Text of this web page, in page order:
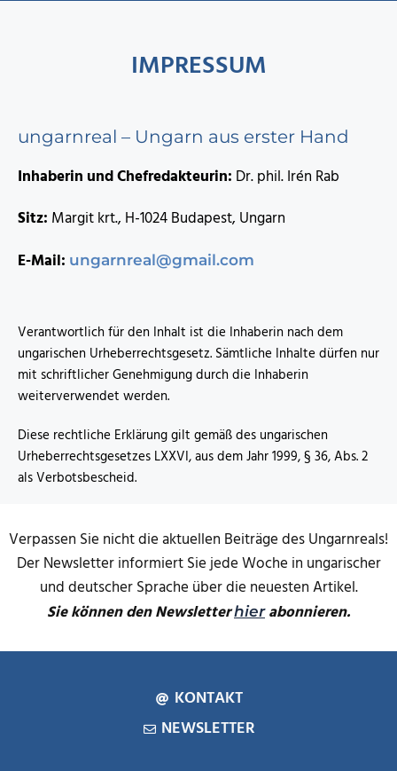
IMPRESSUM
ungarnreal – Ungarn aus erster Hand
Inhaberin und Chefredakteurin: Dr. phil. Irén Rab
Sitz: Margit krt., H-1024 Budapest, Ungarn
E-Mail: ungarnreal@gmail.com
Verantwortlich für den Inhalt ist die Inhaberin nach dem
ungarischen Urheberrechtsgesetz. Sämtliche Inhalte dürfen nur
mit schriftlicher Genehmigung durch die Inhaberin
weiterverwendet werden.
Diese rechtliche Erklärung gilt gemäß des ungarischen
Urheberrechtsgesetzes LXXVI, aus dem Jahr 1999, § 36, Abs. 2
als Verbotsbescheid.
Verpassen Sie nicht die aktuellen Beiträge des Ungarnreals!
Der Newsletter informiert Sie jede Woche in ungarischer
und deutscher Sprache über die neuesten Artikel.
Sie können den Newsletterhierabonnieren.
KONTAKT
NEWSLETTER